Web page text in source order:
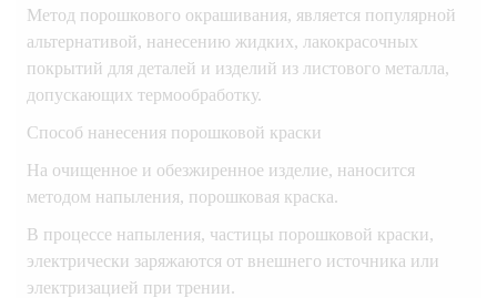
Метод порошкового окрашивания, является популярной
альтернативой, нанесению жидких, лакокрасочных
покрытий для деталей и изделий из листового металла,
допускающих термообработку.
Способ нанесения порошковой краски
На очищенное и обезжиренное изделие, наносится
методом напыления, порошковая краска.
В процессе напыления, частицы порошковой краски,
электрически заряжаются от внешнего источника или
электризацией при трении.